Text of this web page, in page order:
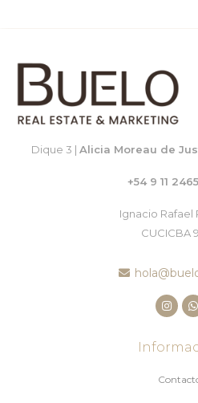
Dique 3 | Alicia Moreau de
+54 9 11
Ignacio Rafael
CUCICBA